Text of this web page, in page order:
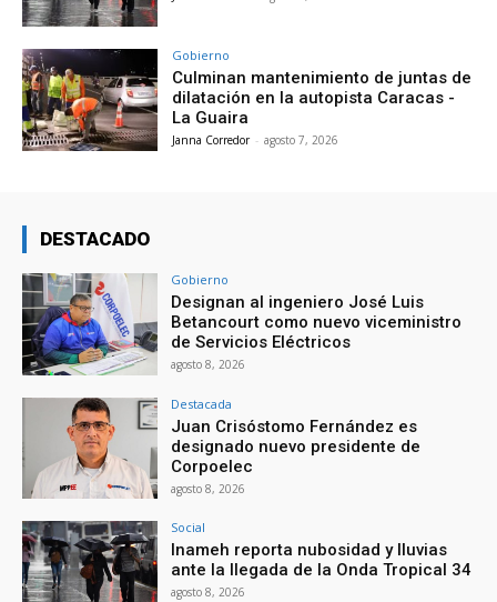
Gobierno
Culminan mantenimiento de juntas de
dilatación en la autopista Caracas -
La Guaira
Janna Corredor - agosto 7, 2026
DESTACADO
Gobierno
Designan al ingeniero José Luis
Betancourt como nuevo viceministro
de Servicios Eléctricos
agosto 8, 2026
Destacada
Juan Crisóstomo Fernández es
designado nuevo presidente de
Corpoelec
agosto 8, 2026
Social
Inameh reporta nubosidad y lluvias
ante la llegada de la Onda Tropical 34
agosto 8, 2026